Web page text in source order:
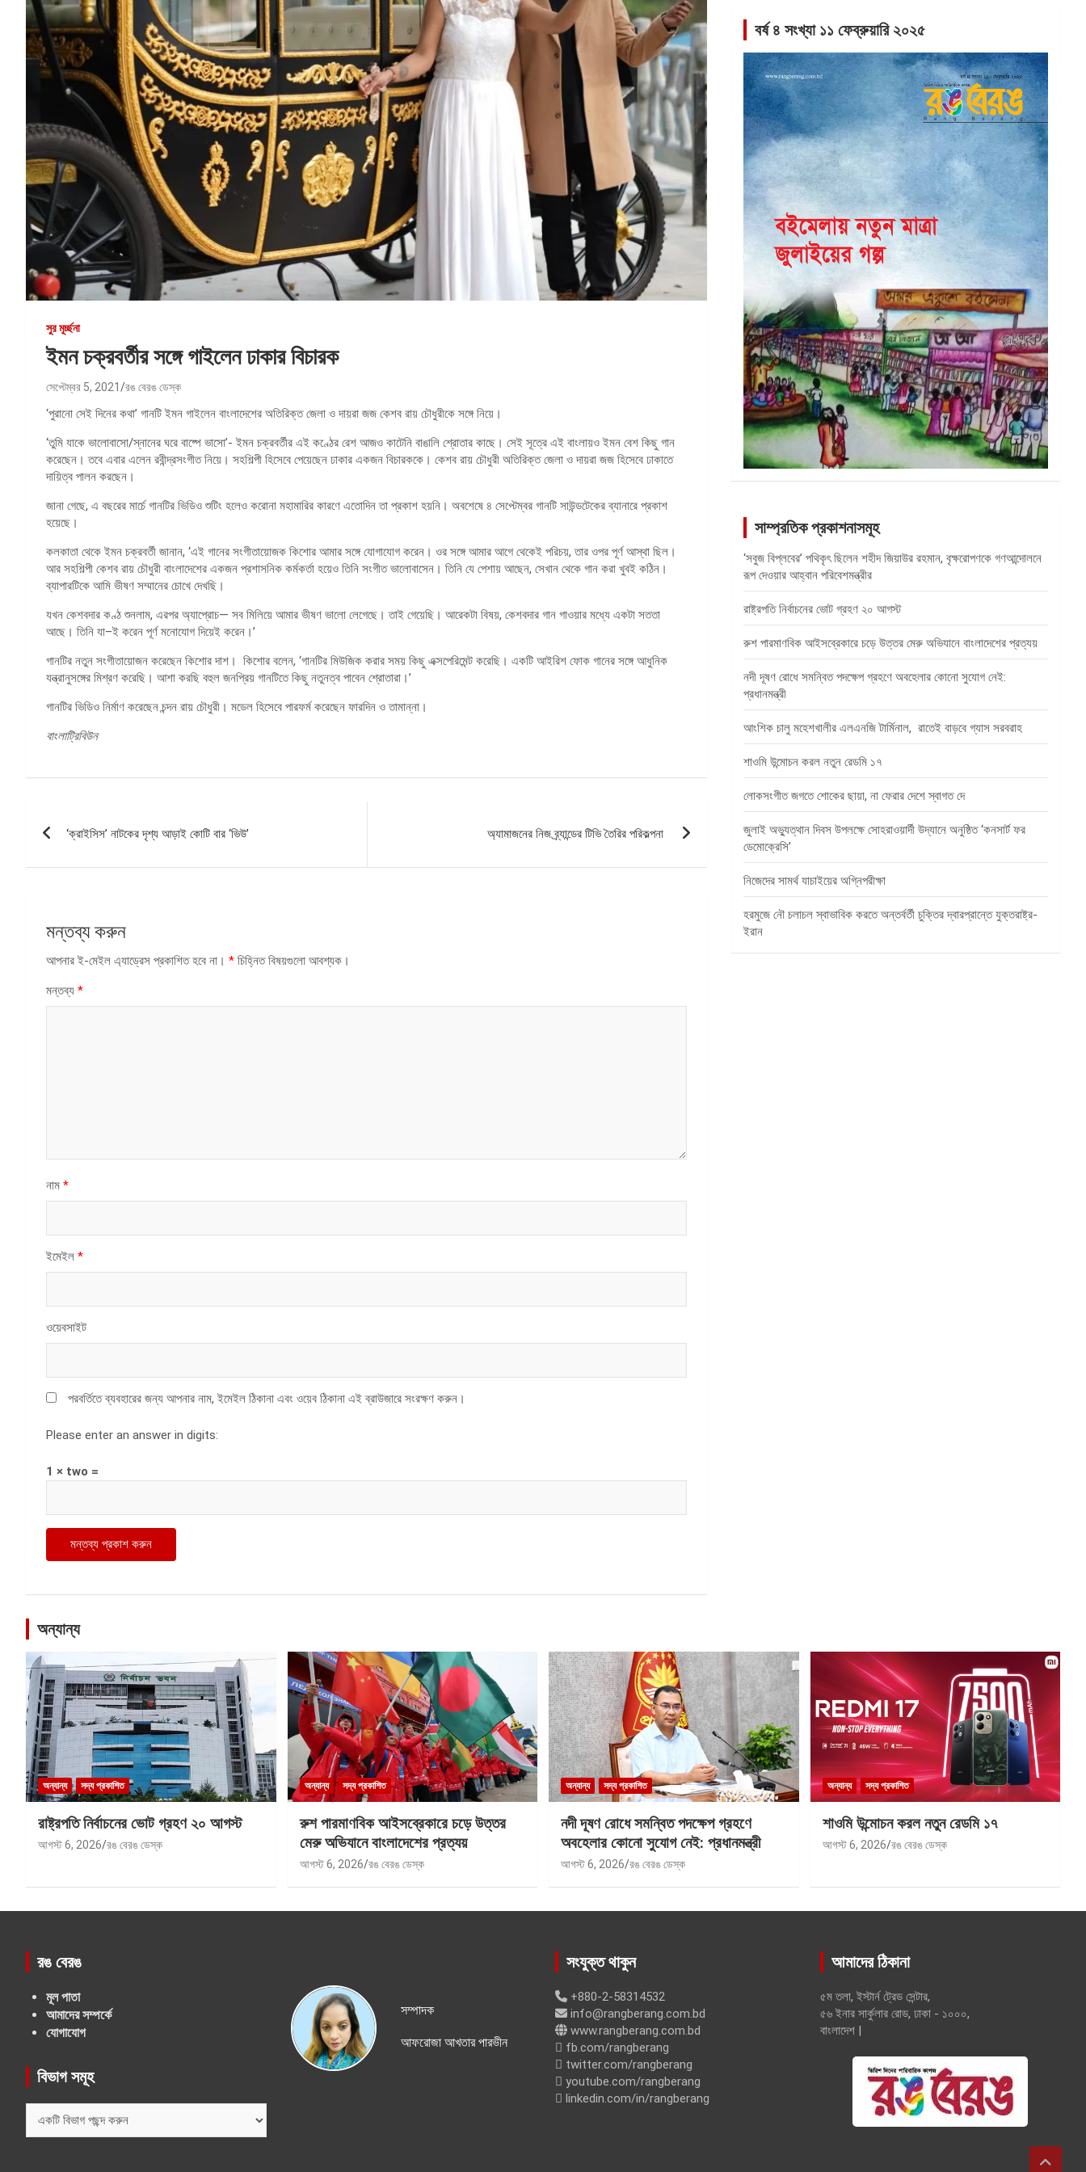
সুর মূর্চ্ছনা
ইমন চক্রবর্তীর সঙ্গে গাইলেন ঢাকার বিচারক
সেপ্টেম্বর 5, 2021 রঙ বেরঙ ডেস্ক
‘পুরানো সেই দিনের কথা’ গানটি ইমন গাইলেন বাংলাদেশের অতিরিক্ত জেলা ও দায়রা জজ কেশব রায় চৌধুরীকে সঙ্গে নিয়ে।
‘তুমি যাকে ভালোবাসো/স্নানের ঘরে বাষ্পে ভাসো’- ইমন চক্রবর্তীর এই কণ্ঠের রেশ আজও কাটেনি বাঙালি শ্রোতার কাছে। সেই সূত্রে এই বাংলায়ও ইমন বেশ কিছু গান
করেছেন। তবে এবার এলেন রবীন্দ্রসংগীত নিয়ে। সহশিল্পী হিসেবে পেয়েছেন ঢাকার একজন বিচারককে। কেশব রায় চৌধুরী অতিরিক্ত জেলা ও দায়রা জজ হিসেবে ঢাকাতে
দায়িত্ব পালন করছেন।
জানা গেছে, এ বছরের মার্চে গানটির ভিডিও শুটিং হলেও করোনা মহামারির কারণে এতোদিন তা প্রকাশ হয়নি। অবশেষে ৪ সেপ্টেম্বর গানটি সাউন্ডটেকের ব্যানারে প্রকাশ
হয়েছে।
কলকাতা থেকে ইমন চক্রবর্তী জানান, ‘এই গানের সংগীতায়োজক কিশোর আমার সঙ্গে যোগাযোগ করেন। ওর সঙ্গে আমার আগে থেকেই পরিচয়, তার ওপর পূর্ণ আস্থা ছিল।
আর সহশিল্পী কেশব রায় চৌধুরী বাংলাদেশের একজন প্রশাসনিক কর্মকর্তা হয়েও তিনি সংগীত ভালোবাসেন। তিনি যে পেশায় আছেন, সেখান থেকে গান করা খুবই কঠিন।
ব্যাপারটিকে আমি ভীষণ সম্মানের চোখে দেখছি।
যখন কেশবদার কণ্ঠ শুনলাম, এরপর অ্যাপ্রোচ— সব মিলিয়ে আমার ভীষণ ভালো লেগেছে। তাই গেয়েছি। আরেকটা বিষয়, কেশবদার গান গাওয়ার মধ্যে একটা সততা
আছে। তিনি যা–ই করেন পূর্ণ মনোযোগ দিয়েই করেন।’
গানটির নতুন সংগীতায়োজন করেছেন কিশোর দাশ। কিশোর বলেন, ‘গানটির মিউজিক করার সময় কিছু এক্সপেরিমেন্ট করেছি। একটি আইরিশ ফোক গানের সঙ্গে আধুনিক
যন্ত্রানুসঙ্গের মিশ্রণ করেছি। আশা করছি বহুল জনপ্রিয় গানটিতে কিছু নতুনত্ব পাবেন শ্রোতারা।’
গানটির ভিডিও নির্মাণ করেছেন চন্দন রায় চৌধুরী। মডেল হিসেবে পারফর্ম করেছেন ফারদিন ও তামান্না।
বাংলাট্রিবিউন
ন্যাভিগেশন
‘ক্রাইসিস’ নাটকের দৃশ্য আড়াই কোটি বার ‘ভিউ’ অ্যামাজনের নিজ ব্র্যান্ডের টিভি তৈরির পরিকল্পনা
মন্তব্য করুন
আপনার ই-মেইল এ্যাড্রেস প্রকাশিত হবে না। * চিহ্নিত বিষয়গুলো আবশ্যক।
মন্তব্য *
নাম *
ইমেইল *
ওয়েবসাইট
পরবর্তিতে ব্যবহারের জন্য আপনার নাম, ইমেইল ঠিকানা এবং ওয়েব ঠিকানা এই ব্রাউজারে সংরক্ষণ করুন।
Please enter an answer in digits:
1 × two =
বর্ষ ৪ সংখ্যা ১১ ফেব্রুয়ারি ২০২৫
সাম্প্রতিক প্রকাশনাসমূহ
‘সবুজ বিপ্লবের’ পথিকৃৎ ছিলেন শহীদ জিয়াউর রহমান, বৃক্ষরোপণকে গণআন্দোলনে
রূপ দেওয়ার আহ্বান পরিবেশমন্ত্রীর
রাষ্ট্রপতি নির্বাচনের ভোট গ্রহণ ২০ আগস্ট
রুশ পারমাণবিক আইসব্রেকারে চড়ে উত্তর মেরু অভিযানে বাংলাদেশের প্রত্যয়
নদী দূষণ রোধে সমন্বিত পদক্ষেপ গ্রহণে অবহেলার কোনো সুযোগ নেই:
প্রধানমন্ত্রী
আংশিক চালু মহেশখালীর এলএনজি টার্মিনাল, রাতেই বাড়বে গ্যাস সরবরাহ
শাওমি উন্মোচন করল নতুন রেডমি ১৭
লোকসংগীত জগতে শোকের ছায়া, না ফেরার দেশে স্বাগত দে
জুলাই অভ্যুত্থান দিবস উপলক্ষে সোহরাওয়ার্দী উদ্যানে অনুষ্ঠিত ‘কনসার্ট ফর
ডেমোক্রেসি’
নিজেদের সামর্থ যাচাইয়ের অগ্নিপরীক্ষা
হরমুজে নৌ চলাচল স্বাভাবিক করতে অন্তর্বর্তী চুক্তির দ্বারপ্রান্তে যুক্তরাষ্ট্র-
ইরান
অন্যান্য
অন্যান্য সদ্য প্রকাশিত
রাষ্ট্রপতি নির্বাচনের ভোট গ্রহণ ২০ আগস্ট
আগস্ট 6, 2026 রঙ বেরঙ ডেস্ক
অন্যান্য সদ্য প্রকাশিত
রুশ পারমাণবিক আইসব্রেকারে চড়ে উত্তর
মেরু অভিযানে বাংলাদেশের প্রত্যয়
আগস্ট 6, 2026 রঙ বেরঙ ডেস্ক
অন্যান্য সদ্য প্রকাশিত
নদী দূষণ রোধে সমন্বিত পদক্ষেপ গ্রহণে
অবহেলার কোনো সুযোগ নেই: প্রধানমন্ত্রী
আগস্ট 6, 2026 রঙ বেরঙ ডেস্ক
অন্যান্য সদ্য প্রকাশিত
শাওমি উন্মোচন করল নতুন রেডমি ১৭
আগস্ট 6, 2026 রঙ বেরঙ ডেস্ক
রঙ বেরঙ
মূল পাতা
আমাদের সম্পর্কে
যোগাযোগ
বিভাগ সমূহ
সমূহ
সম্পাদক
আফরোজা আখতার পারভীন
সংযুক্ত থাকুন
+880-2-58314532
info@rangberang.com.bd
www.rangberang.com.bd
fb.com/rangberang
twitter.com/rangberang
youtube.com/rangberang
linkedin.com/in/rangberang
আমাদের ঠিকানা
৫ম তলা, ইস্টার্ন ট্রেড সেন্টার,
৫৬ ইনার সার্কুলার রোড, ঢাকা - ১০০০,
বাংলাদেশ |